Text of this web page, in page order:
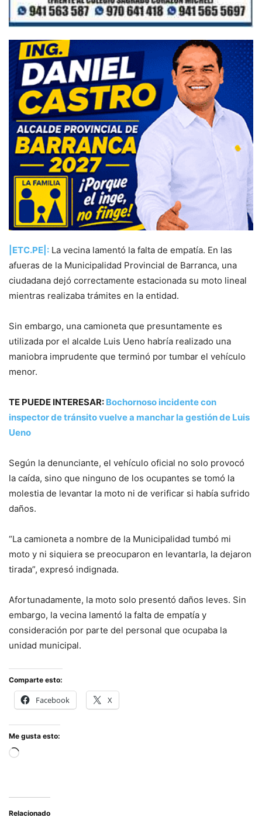
|ETC.PE|: La vecina lamentó la falta de empatía. En las
afueras de la Municipalidad Provincial de Barranca, una
ciudadana dejó correctamente estacionada su moto lineal
mientras realizaba trámites en la entidad.
Sin embargo, una camioneta que presuntamente es
utilizada por el alcalde Luis Ueno habría realizado una
maniobra imprudente que terminó por tumbar el vehículo
menor.
TE PUEDE INTERESAR: Bochornoso incidente con
inspector de tránsito vuelve a manchar la gestión de Luis
Ueno
Según la denunciante, el vehículo oficial no solo provocó
la caída, sino que ninguno de los ocupantes se tomó la
molestia de levantar la moto ni de verificar si había sufrido
daños.
“La camioneta a nombre de la Municipalidad tumbó mi
moto y ni siquiera se preocuparon en levantarla, la dejaron
tirada”, expresó indignada.
Afortunadamente, la moto solo presentó daños leves. Sin
embargo, la vecina lamentó la falta de empatía y
consideración por parte del personal que ocupaba la
unidad municipal.
Comparte esto:
Facebook X
Me gusta esto:
Cargando...
Relacionado